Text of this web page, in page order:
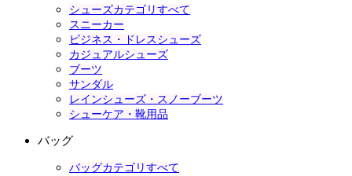
シューズカテゴリすべて
スニーカー
ビジネス・ドレスシューズ
カジュアルシューズ
ブーツ
サンダル
レインシューズ・スノーブーツ
シューケア・靴用品
バッグ
バッグカテゴリすべて